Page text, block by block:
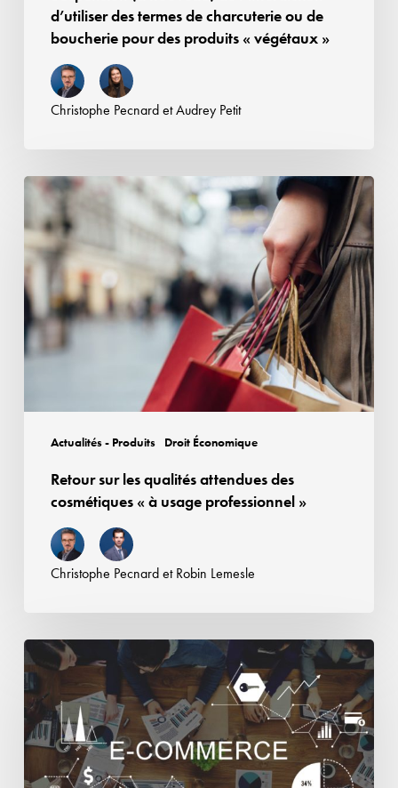
produits
d’utiliser des termes de charcuterie ou de
boucherie pour des produits « végétaux »
Christophe PecnardetAudrey Petit
Actualités - Produits Droit Économique
Retour
les
qualités
attendues
des
cosmétiques
«
usage
professionnel
Retour sur les qualités attendues des
cosmétiques « à usage professionnel »
Christophe PecnardetRobin Lemesle
Responsabilité
des
plateformes
en
ligne